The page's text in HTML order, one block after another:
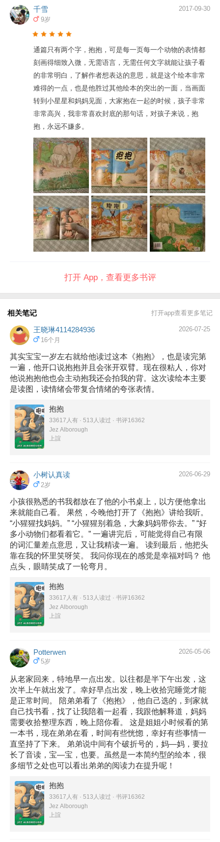
动，长期下来反而是一种非常和谐的关系。 那么，如何与
有”，对孩子，对爱人，对自己，都是如此。别忘了，拥抱
是最温暖、最强大的爱的力量。
千雪
9岁
2017-09-30
通篇只有两个字，抱抱，可是每一页每一个动物的表情都
刻画得细致入微，无需语言，无需任何文字就能让孩子看
的非常明白，了解作者想表达的意思，就是这个绘本非常
难得的一点，也是他胜过其他绘本的突出的一面，当画面
转到小星星和妈妈见面，大家抱在一起的时候，孩子非常
非常高兴，我非常喜欢封底的那句话，对孩子来说，抱
抱，永远不嫌多。
打开 App，查看更多书评
相关笔记 打开app查看更多笔记
王晓琳4114284936
16个月
2026-07-25
其实宝宝一岁左右就给他读过这本《抱抱》，也是读完第
一遍，他开口说抱抱并且会张开双臂。现在很粘人，你对
他说抱抱他也会主动抱我还会拍我的背。这次读绘本主要
是读图，读情绪会带复合情绪的夸张表情。
抱抱
33617人有 · 513人读过 · 书评16362
Jez Alborough
上誼
小树认真读
2岁
2026-06-29
小孩很熟悉的书我都放在了他的小书桌上，以方便他拿出
来就能自己看。 果然，今晚他打开了《抱抱》讲给我听。
“小猩猩找妈妈。” “小猩猩别着急，大象妈妈带你去。” “好
多小动物们都看着它。” 一遍讲完后，可能觉得自己有限
的词汇量差点意思，又让我精读一遍。 读到最后，他把头
靠在我的怀里笑呀笑。 我问你现在的感觉是幸福对吗？ 他
点头，眼睛笑成了一轮弯月。
抱抱
33617人有 · 513人读过 · 书评16362
Jez Alborough
上誼
Potterwen
5岁
2026-05-06
从老家回来，特地早一点出发。以往都是半下午出发，这
次半上午就出发了。幸好早点出发，晚上收拾完睡觉才能
是正常时间。 陪弟弟看了《抱抱》，他自己选的，到家就
自己找书看，找了让我陪着一起看，我跟他解释道，妈妈
需要收拾整理东西，晚上陪你看。 这是姐姐小时候看的第
一本书，现在弟弟在看，时间有些恍惚，幸好有些事情一
直坚持了下来。 弟弟说中间有个破折号的，妈—妈，要拉
长了音读，宝—宝，也要。虽然是一本简约型的绘本，很
多细节之处也可以看出弟弟的阅读力在提升呢！
抱抱
33617人有 · 513人读过 · 书评16362
Jez Alborough
上誼